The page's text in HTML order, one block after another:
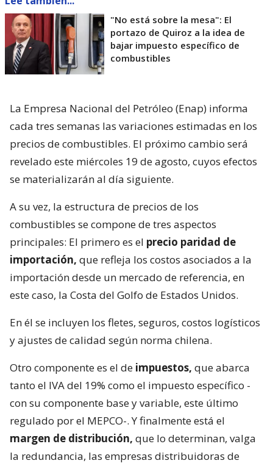
"No está sobre la mesa": El
portazo de Quiroz a la idea de
bajar impuesto específico de
combustibles
La Empresa Nacional del Petróleo (Enap) informa
cada tres semanas las variaciones estimadas en los
precios de combustibles. El próximo cambio será
revelado este miércoles 19 de agosto, cuyos efectos
se materializarán al día siguiente.
A su vez, la estructura de precios de los
combustibles se compone de tres aspectos
principales: El primero es el precio paridad de
importación, que refleja los costos asociados a la
importación desde un mercado de referencia, en
este caso, la Costa del Golfo de Estados Unidos.
En él se incluyen los fletes, seguros, costos logísticos
y ajustes de calidad según norma chilena.
Otro componente es el de impuestos, que abarca
tanto el IVA del 19% como el impuesto específico -
con su componente base y variable, este último
regulado por el MEPCO-. Y finalmente está el
margen de distribución, que lo determinan, valga
la redundancia, las empresas distribuidoras de